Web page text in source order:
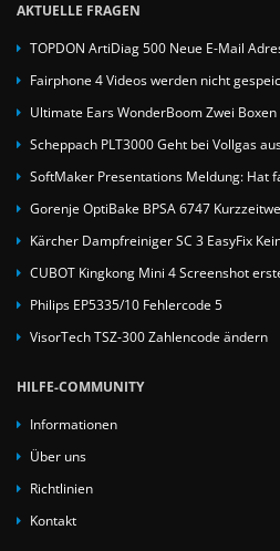
AKTUELLE FRAGEN
TOPDON ArtiDiag 500 Neue E-Mail
Fairphone 4 Videos werden nicht
Ultimate Ears WonderBoom Zwei
Scheppach PLT3000 Geht bei Vollgas
SoftMaker Presentations Meldung: Hat
Gorenje OptiBake BPSA 6747
Kärcher Dampfreiniger SC 3 EasyFix
CUBOT Kingkong Mini 4 Screenshot
Philips EP5335/10 Fehlercode 5
VisorTech TSZ-300 Zahlencode ändern
HILFE-COMMUNITY
Informationen
Über uns
Richtlinien
Kontakt